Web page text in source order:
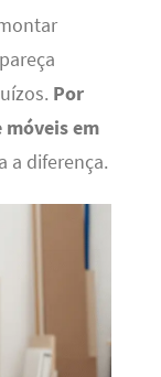
Por
em
a diferença.